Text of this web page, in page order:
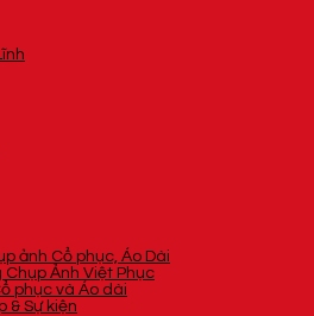
ảnh Cổ phục, Áo Dài
Chụp Ảnh Việt Phục
phục và Áo dài
& Sự kiện